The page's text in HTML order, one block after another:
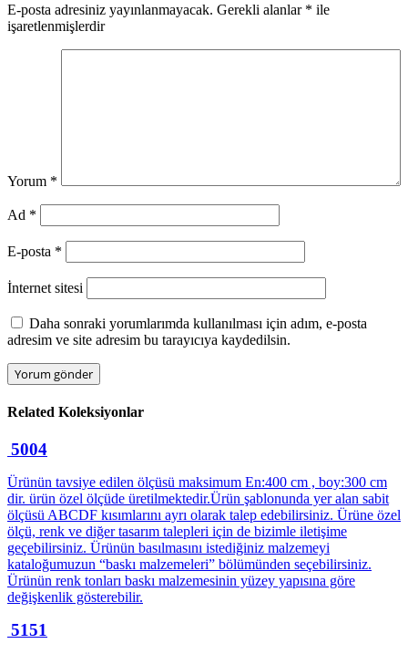
E-posta adresiniz yayınlanmayacak. Gerekli alanlar * ile
işaretlenmişlerdir
Yorum *
Ad *
E-posta *
İnternet sitesi
Daha sonraki yorumlarımda kullanılması için adım, e-posta
adresim ve site adresim bu tarayıcıya kaydedilsin.
Related Koleksiyonlar
5004
Ürünün tavsiye edilen ölçüsü maksimum En:400 cm , boy:300 cm
dir. ürün özel ölçüde üretilmektedir.Ürün şablonunda yer alan sabit
ölçüsü ABCDF kısımlarını ayrı olarak talep edebilirsiniz. Ürüne özel
ölçü, renk ve diğer tasarım talepleri için de bizimle iletişime
geçebilirsiniz. Ürünün basılmasını istediğiniz malzemeyi
kataloğumuzun “baskı malzemeleri” bölümünden seçebilirsiniz.
Ürünün renk tonları baskı malzemesinin yüzey yapısına göre
değişkenlik gösterebilir.
5151